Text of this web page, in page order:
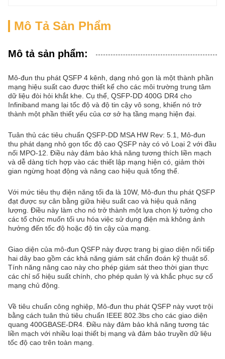
Mô Tả Sản Phẩm
Mô tả sản phẩm:
Mô-đun thu phát QSFP 4 kênh, dạng nhỏ gọn là một thành phần
mạng hiệu suất cao được thiết kế cho các môi trường trung tâm
dữ liệu đòi hỏi khắt khe. Cụ thể, QSFP-DD 400G DR4 cho
Infiniband mang lại tốc độ và độ tin cậy vô song, khiến nó trở
thành một phần thiết yếu của cơ sở hạ tầng mạng hiện đại.
Tuân thủ các tiêu chuẩn QSFP-DD MSA HW Rev: 5.1, Mô-đun
thu phát dạng nhỏ gọn tốc độ cao QSFP này có vỏ Loại 2 với đầu
nối MPO-12. Điều này đảm bảo khả năng tương thích liền mạch
và dễ dàng tích hợp vào các thiết lập mạng hiện có, giảm thời
gian ngừng hoạt động và nâng cao hiệu quả tổng thể.
Với mức tiêu thụ điện năng tối đa là 10W, Mô-đun thu phát QSFP
đạt được sự cân bằng giữa hiệu suất cao và hiệu quả năng
lượng. Điều này làm cho nó trở thành một lựa chọn lý tưởng cho
các tổ chức muốn tối ưu hóa việc sử dụng điện mà không ảnh
hưởng đến tốc độ hoặc độ tin cậy của mạng.
Giao diện của mô-đun QSFP này được trang bị giao diện nối tiếp
hai dây bao gồm các khả năng giám sát chẩn đoán kỹ thuật số.
Tính năng nâng cao này cho phép giám sát theo thời gian thực
các chỉ số hiệu suất chính, cho phép quản lý và khắc phục sự cố
mạng chủ động.
Về tiêu chuẩn công nghiệp, Mô-đun thu phát QSFP này vượt trội
bằng cách tuân thủ tiêu chuẩn IEEE 802.3bs cho các giao diện
quang 400GBASE-DR4. Điều này đảm bảo khả năng tương tác
liền mạch với nhiều loại thiết bị mạng và đảm bảo truyền dữ liệu
tốc độ cao trên toàn mạng.